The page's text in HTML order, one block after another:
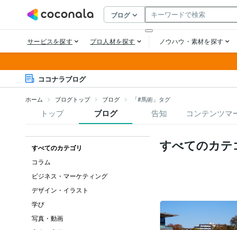
ココナラブログ
ホーム ブログトップ ブログ 「#馬術」タグ
トップ ブログ 告知 コンテンツマ
すべてのカテゴリ
コラム
ビジネス・マーケティング
デザイン・イラスト
学び
写真・動画
すべてのカテ